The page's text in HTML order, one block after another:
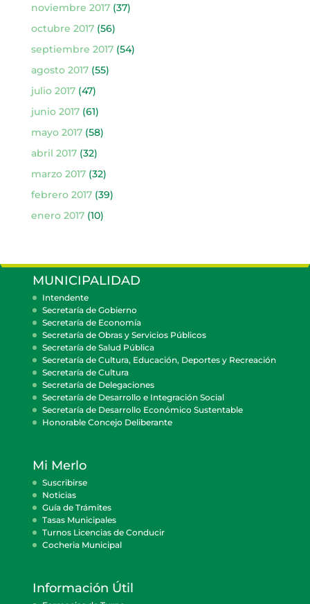
noviembre 2017(37)
octubre 2017(56)
septiembre 2017(54)
agosto 2017(55)
julio 2017(47)
junio 2017(61)
mayo 2017(58)
abril 2017(32)
marzo 2017(32)
febrero 2017(39)
enero 2017(10)
MUNICIPALIDAD
Intendente
Secretaría de Gobierno
Secretaría de Economía
Secretaría de Obras y Servicios Públicos
Secretaría de Salud Pública
Secretaría de Cultura, Educación, Deportes y Recreación
Secretaría de Cultura
Secretaría de Delegaciones
Secretaría de Desarrollo e Integración Social
Secretaría de Desarrollo Económico Sustentable
Honorable Concejo Deliberante
Mi Merlo
Suscribirse
Noticias
Guía de Trámites
Tasas Municipales
Turnos Licencias de Conducir
Cocheria Municipal
Información Útil